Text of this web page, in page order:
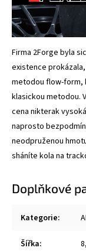
Firma 2Forge byla
existence
metodou flow-form,
klasickou metodou.
cena nikterak
naprosto
neodpruženou
sháníte kola na
Doplňkové
Kategorie:
Šířka: